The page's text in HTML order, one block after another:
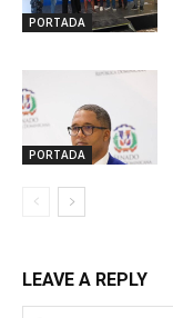
PORTADA
PORTADA
LEAVE A REPLY